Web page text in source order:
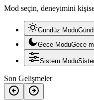
Mod seçin, deneyimini
Gündüz Modu
Gece ModuGece
Sistem Modu
Son Gelişmeler